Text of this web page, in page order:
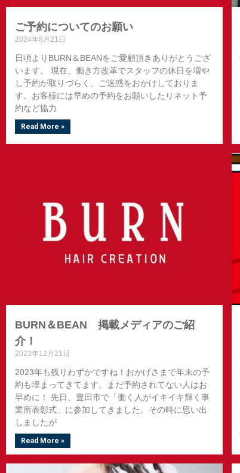
ご予約についてのお願い
2024年8月21日
日頃よりBURN＆BEANをご愛顧頂きありがとうござ
います。 現在、働き方改革でスタッフの休日を増や
し予約が取りづらく、ご迷惑をおかけしておりま
す。お客様には早めの予約をお願いしたりネット予
約など協力
Read More »
BURN＆BEAN 掲載メディアのご紹
介！
2023年12月21日
2023年も残りわずかですね！おかげさまで年末の予
約も埋まってきてます。まだ予約されてない人はお
早めに！ 先日、豊田市で「働く人がイキイキ輝く事
業所表彰式」に参加してきました。その時に思い出
しましたが
Read More »